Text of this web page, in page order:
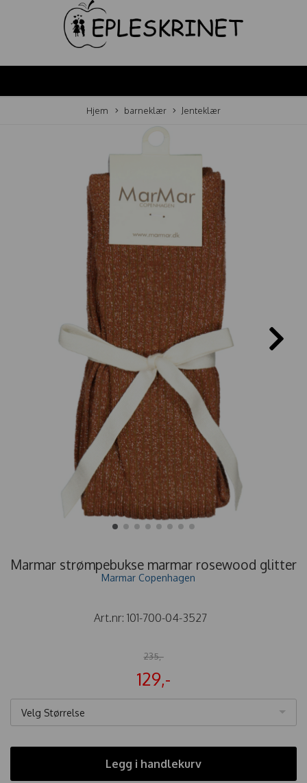
Hjem barneklær Jenteklær
Marmar strømpebukse marmar rosewood glitter
Marmar Copenhagen
Art.nr: 101-700-04-3527
235,-
129,-
Velg Størrelse
Legg i handlekurv